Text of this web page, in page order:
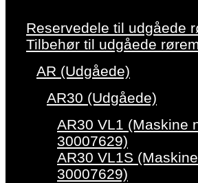
Reservedele til udgåede
Tilbehør til udgåede
AR (Udgåede)
AR30 (Udgåede)
AR30 VL1 (Maskine
30007629)
AR30 VL1S
30007629)